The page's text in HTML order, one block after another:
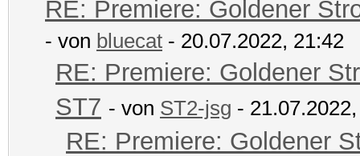
RE: Premiere: Goldener
- von bluecat - 20.07.2022, 21:42
RE: Premiere: Goldener
ST7 - von ST2-jsg -
RE: Premiere: Goldener